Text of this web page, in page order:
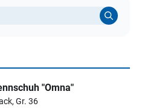
"Omna"
Gr. 36